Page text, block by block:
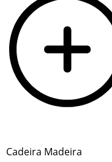
Cadeira Madeira